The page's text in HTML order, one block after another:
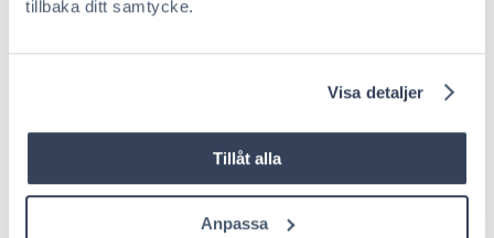
tillbaka ditt samtycke.
Visa detaljer
Tillåt alla
Anpassa
SJÖTOMT PÅ RISHOLMENS VÄSTRA UDDE
MED VIDSTRÄCKT UTSIKT ÖVER FJÄRDEN
GUSTAVSBERG RISHOLMEN 113